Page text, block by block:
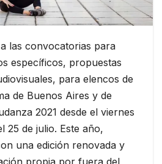
las convocatorias para
específicos, propuestas
para elencos de
de Buenos Aires y de
2021 desde el viernes
25 de julio. Este año,
una edición renovada y
propia por fuera del